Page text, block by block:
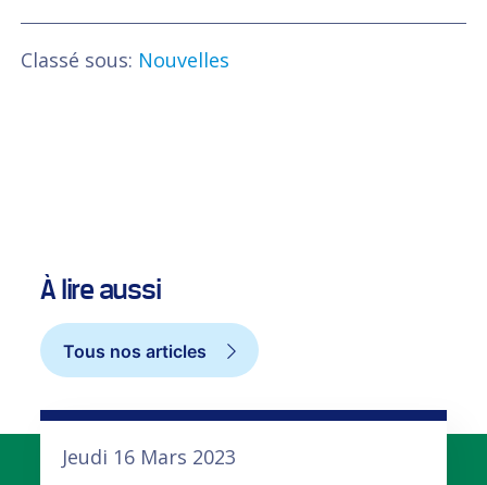
Classé sous: Nouvelles
À lire aussi
Tous nos articles
Jeudi 16 Mars 2023